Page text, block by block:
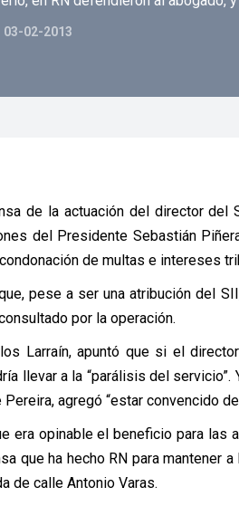
03-02-2013
de la actuación del director del
del Presidente Sebastián
de multas e intereses
pese a ser una atribución del
por la operación.
Larraín, apuntó que si el
llevar a la “parálisis del
agregó “estar convencido de
era opinable el beneficio para
que ha hecho RN para mantener
de calle Antonio Varas.